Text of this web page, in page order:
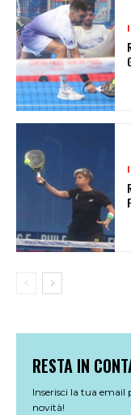
RESTA IN
Inserisci la tua email
novità!